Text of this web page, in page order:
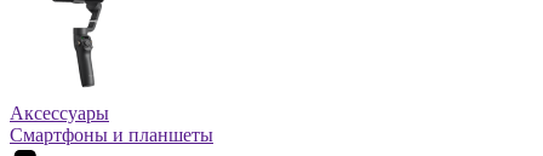
Аксессуары
Смартфоны и планшеты